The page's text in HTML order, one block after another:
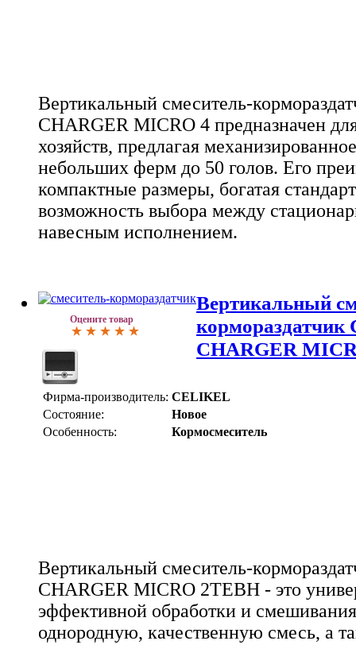
Вертикальный смеситель-
CHARGER MICRO 4 предназначен
хозяйств, предлагая
небольших ферм до 50 голов. Его
компактные размеры, богатая
возможность выбора между
навесным исполнением.
Оцените товар
Вертикальный
CHARGER
Фирма-производитель: CELIKEL
Состояние:
Новое
Особенность:
Кормосмеситель
Вертикальный смеситель-
CHARGER MICRO 2TEBH - это
эффективной обработки и
однородную, качественную смесь, а